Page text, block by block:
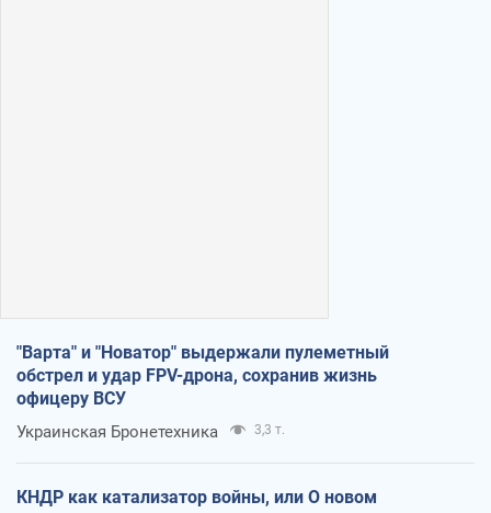
"Варта" и "Новатор" выдержали пулеметный
обстрел и удар FPV-дрона, сохранив жизнь
офицеру ВСУ
Украинская Бронетехника 3,3 т.
КНДР как катализатор войны, или О новом